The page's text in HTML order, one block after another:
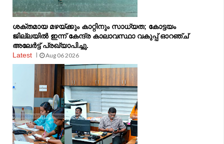
ശക്തമായ മഴയ്ക്കും കാറ്റിനും സാധ്യത; കോട്ടയം
ജില്ലയിൽ ഇന്ന് കേന്ദ്ര കാലാവസ്ഥാ വകുപ്പ് ഓറഞ്ച്
അലേർട്ട് പ്രഖ്യാപിച്ചു.
Latest
Aug 06 2026